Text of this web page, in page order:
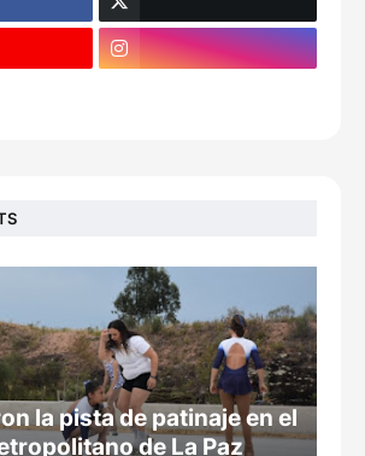
la pista de patinaje en el
de La Paz